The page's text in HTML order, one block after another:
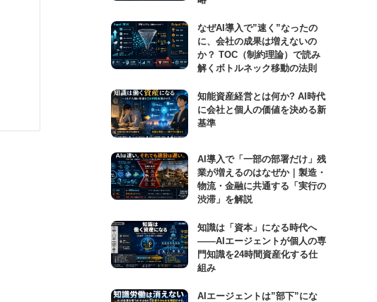
なぜAI導入で”速く”なったの
に、会社の成果は増えないの
か？ TOC（制約理論）で読み
解くボトルネック移動の法則
知能資産経営とは何か? AI時代
に会社と個人の価値を決める新
基準
AI導入で「一部の部署だけ」残
業が増えるのはなぜか｜製造・
物流・金融に共通する「実行の
渋滞」を解説
知識は「資本」になる時代へ
——AIエージェントが個人の専
門知識を24時間資産化する仕
組み
AIエージェントは”部下”にな